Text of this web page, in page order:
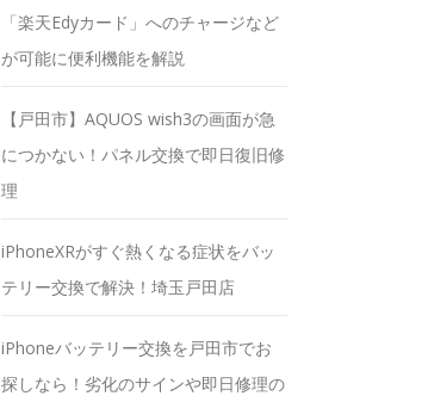
「楽天Edyカード」へのチャージなど
が可能に便利機能を解説
【戸田市】AQUOS wish3の画面が急
につかない！パネル交換で即日復旧修
理
iPhoneXRがすぐ熱くなる症状をバッ
テリー交換で解決！埼玉戸田店
iPhoneバッテリー交換を戸田市でお
探しなら！劣化のサインや即日修理の